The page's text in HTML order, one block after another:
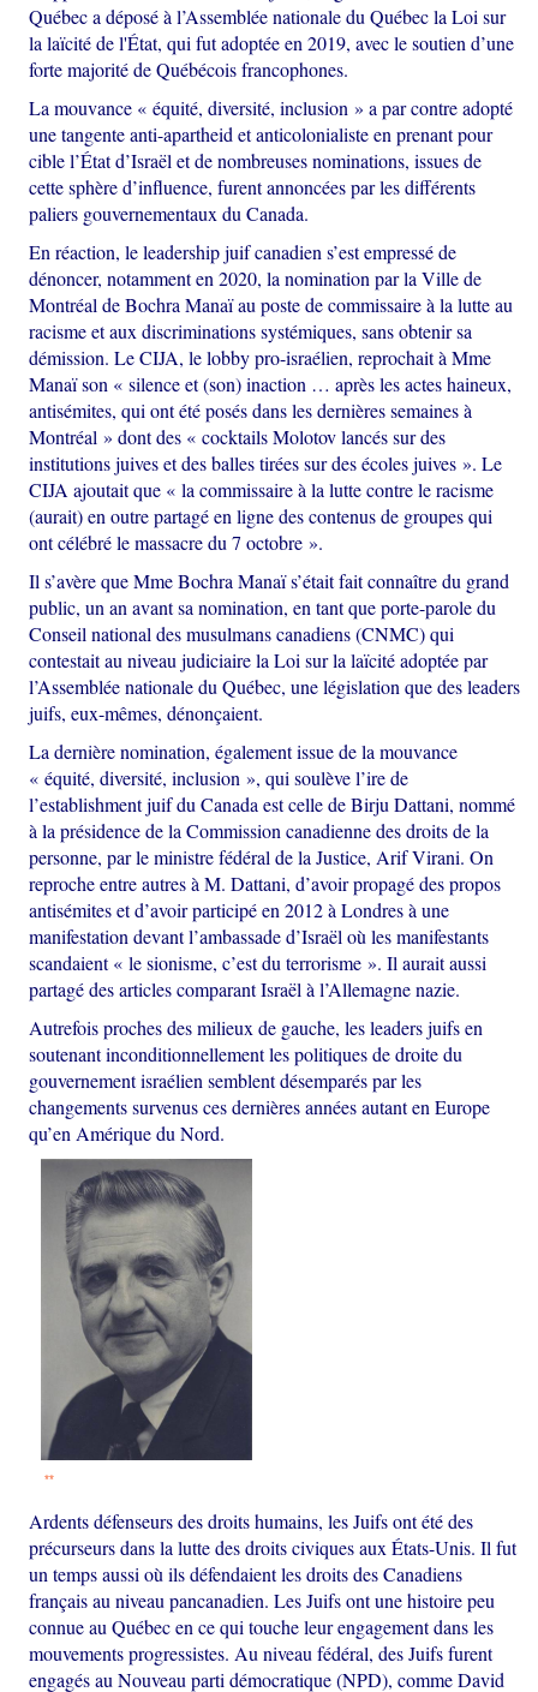
Québec a déposé à l’Assemblée nationale du Québec la Loi sur
la laïcité de l'État, qui fut adoptée en 2019, avec le soutien d’une
forte majorité de Québécois francophones.
La mouvance « équité, diversité, inclusion » a par contre adopté
une tangente anti-apartheid et anticolonialiste en prenant pour
cible l’État d’Israël et de nombreuses nominations, issues de
cette sphère d’influence, furent annoncées par les différents
paliers gouvernementaux du Canada.
En réaction, le leadership juif canadien s’est empressé de
dénoncer, notamment en 2020, la nomination par la Ville de
Montréal de Bochra Manaï au poste de commissaire à la lutte au
racisme et aux discriminations systémiques, sans obtenir sa
démission. Le CIJA, le lobby pro-israélien, reprochait à Mme
Manaï son « silence et (son) inaction … après les actes haineux,
antisémites, qui ont été posés dans les dernières semaines à
Montréal » dont des « cocktails Molotov lancés sur des
institutions juives et des balles tirées sur des écoles juives ». Le
CIJA ajoutait que « la commissaire à la lutte contre le racisme
(aurait) en outre partagé en ligne des contenus de groupes qui
ont célébré le massacre du 7 octobre ».
Il s’avère que Mme Bochra Manaï s’était fait connaître du grand
public, un an avant sa nomination, en tant que porte-parole du
Conseil national des musulmans canadiens (CNMC) qui
contestait au niveau judiciaire la Loi sur la laïcité adoptée par
l’Assemblée nationale du Québec, une législation que des leaders
juifs, eux-mêmes, dénonçaient.
La dernière nomination, également issue de la mouvance
« équité, diversité, inclusion », qui soulève l’ire de
l’establishment juif du Canada est celle de Birju Dattani, nommé
à la présidence de la Commission canadienne des droits de la
personne, par le ministre fédéral de la Justice, Arif Virani. On
reproche entre autres à M. Dattani, d’avoir propagé des propos
antisémites et d’avoir participé en 2012 à Londres à une
manifestation devant l’ambassade d’Israël où les manifestants
scandaient « le sionisme, c’est du terrorisme ». Il aurait aussi
partagé des articles comparant Israël à l’Allemagne nazie.
Autrefois proches des milieux de gauche, les leaders juifs en
soutenant inconditionnellement les politiques de droite du
gouvernement israélien semblent désemparés par les
changements survenus ces dernières années autant en Europe
qu’en Amérique du Nord.
**
Ardents défenseurs des droits humains, les Juifs ont été des
précurseurs dans la lutte des droits civiques aux États-Unis. Il fut
un temps aussi où ils défendaient les droits des Canadiens
français au niveau pancanadien. Les Juifs ont une histoire peu
connue au Québec en ce qui touche leur engagement dans les
mouvements progressistes. Au niveau fédéral, des Juifs furent
engagés au Nouveau parti démocratique (NPD), comme David